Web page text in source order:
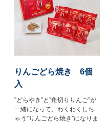
りんごどら焼き 6個
入
”どらやき”と”角切りりんご”が
一緒になって、わくわくしち
ゃう”りんごどら焼き”になりま